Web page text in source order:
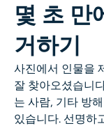
헤드샷 생성기 프
AI 얼굴 사진 생
여권 사진 메이
몇 초 만
거하기
사진에서 인물을
잘 찾아오셨습니
는 사람, 기타 방
있습니다. 선명하